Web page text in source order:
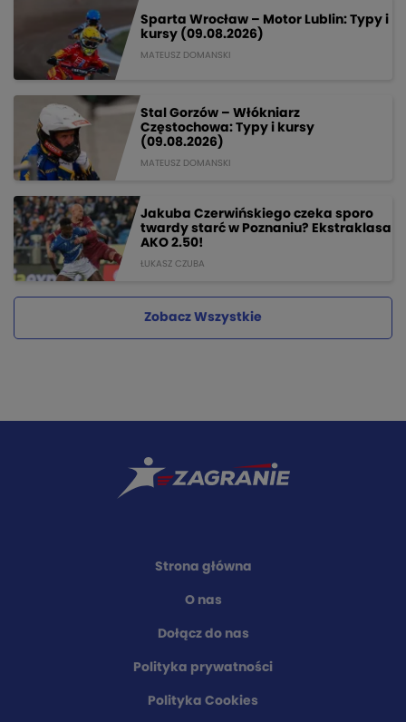
Sparta Wrocław – Motor Lublin: Typy i
kursy (09.08.2026)
MATEUSZ DOMANSKI
Stal Gorzów – Włókniarz
Częstochowa: Typy i kursy
(09.08.2026)
MATEUSZ DOMANSKI
Jakuba Czerwińskiego czeka sporo
twardy starć w Poznaniu? Ekstraklasa
AKO 2.50!
ŁUKASZ CZUBA
Zobacz Wszystkie
Strona główna
O nas
Dołącz do nas
Polityka prywatności
Polityka Cookies